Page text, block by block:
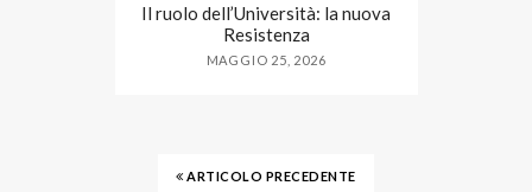
Il ruolo dell’Università: la nuova
Resistenza
MAGGIO 25, 2026
ARTICOLO PRECEDENTE